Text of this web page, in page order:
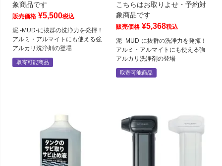
象商品です
販売価格 ¥5,500税込
泥 -MUD-に抜群の洗浄力を発揮！
アルミ・アルマイトにも使える強
アルカリ洗浄剤の登場
取寄可能商品
こちらはお取りよせ・予約対
象商品です
販売価格 ¥5,368税込
泥 -MUD-に抜群の洗浄力を発揮！
アルミ・アルマイトにも使える強
アルカリ洗浄剤の登場
取寄可能商品